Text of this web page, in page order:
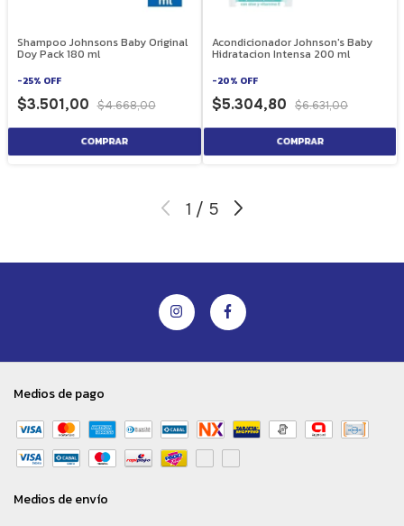
Shampoo Johnsons Baby Original
Doy Pack 180 ml
-25% OFF
$3.501,00 $4.668,00
Acondicionador Johnson's Baby
Hidratacion Intensa 200 ml
-20% OFF
$5.304,80 $6.631,00
1 / 5
Medios de pago
Medios de envío